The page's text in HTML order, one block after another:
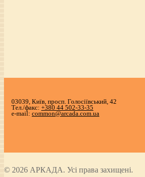
03039, Київ, просп. Голосіївський, 42
Тел./факс: +380 44 502-33-35
e-mail: common@arcada.com.ua
© 2026 АРКАДА. Усі права захищені.